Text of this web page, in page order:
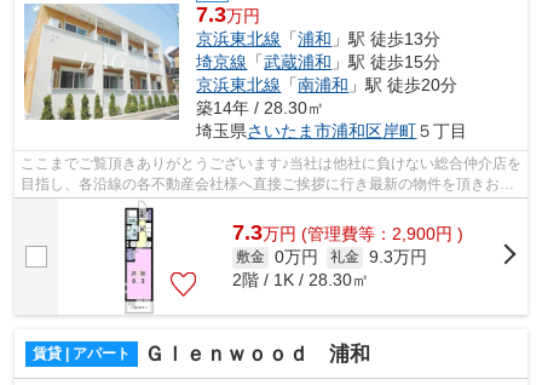
7.3万円
京浜東北線 「浦和 」駅 徒歩13分
埼京線 「武蔵浦和 」駅 徒歩15分
京浜東北線 「南浦和 」駅 徒歩20分
築14年 / 28.30㎡
埼玉県さいたま市浦和区岸町５丁目
ここまでご覧頂きありがとうございます♪当社は他社に負けない総合仲介店を
目指し、各沿線の各不動産会社様へ直接ご挨拶に行き最新の物件を頂きお客
様へ提供しております！最新の情報は...
7.3万円 (管理費等：2,900円 )
敷金 0万円 礼金 9.3万円
2階 / 1K / 28.30㎡
賃貸 | アパート Ｇｌｅｎｗｏｏｄ 浦和